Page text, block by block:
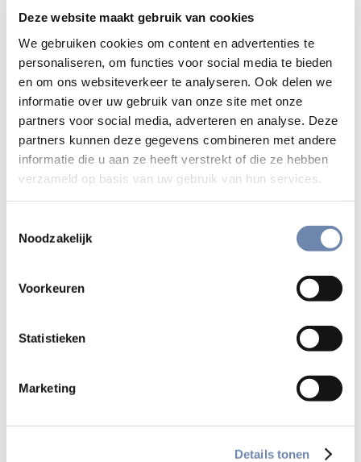
Deze website maakt gebruik van cookies
We gebruiken cookies om content en advertenties te
personaliseren, om functies voor social media te bieden
en om ons websiteverkeer te analyseren. Ook delen we
informatie over uw gebruik van onze site met onze
partners voor social media, adverteren en analyse. Deze
partners kunnen deze gegevens combineren met andere
informatie die u aan ze heeft verstrekt of die ze hebben
verzameld op basis van uw gebruik van hun services.
Noodzakelijk
Voorkeuren
Statistieken
Marketing
Details tonen
Digitale infomomenten.Je meldt je op voorhand
aan door een mail te sturen naar:
platform.ignatiaansespiritualiteit@jesuits.net.
Vervolgens krijg je een link om digitaal aan te sluiten.
De begeleiders GO starten op het voorziene uur met
een toelichting. Vervolgens kan je – in groep of
individueel – vragen stellen.
Lokale infomomenten.Je meldt je op voorhand
met een toelichting. Vervolgens kan je – in groep of
individueel – vragen stellen.
Data en locaties
We zitten achter onze computer voor je klaar op volgende
, 16.30 u. – 17.45 u.